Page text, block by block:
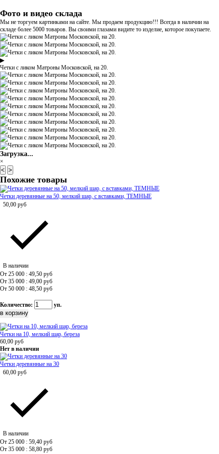
Фото и видео склада
Мы не торгуем картинками на сайте. Мы продаем продукцию!!! Всегда в наличии на
складе более 5000 товаров. Вы своими глазами видите то изделие, которое покупаете.
▶
Четки с ликом Матроны Московской, на 20.
Загрузка...
×
< >
Похожие товары
Четки деревянные на 50, мелкий шар, с вставками, ТЕМНЫЕ
50,00 руб
В наличии
От 25 000 : 49,50 руб
От 35 000 : 49,00 руб
От 50 000 : 48,50 руб
Количество: уп.
Четки на 10, мелкий шар, береза
60,00 руб
Нет в наличии
Четки деревянные на 30
60,00 руб
В наличии
От 25 000 : 59,40 руб
От 35 000 : 58,80 руб